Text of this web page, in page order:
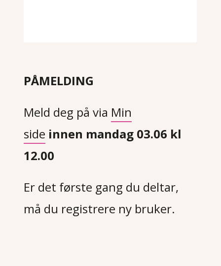
PÅMELDING
Meld deg på via Min
side innen mandag 03.06 kl
12.00
Er det første gang du deltar,
må du registrere ny bruker.